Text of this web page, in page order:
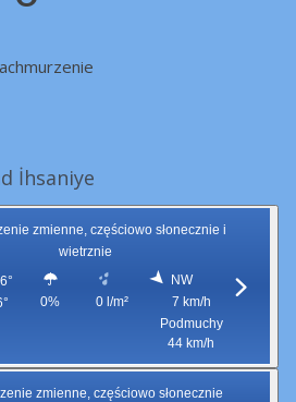
İhsaniye
zmienne, częściowo słonecznie i
wietrznie
0% 0 l/m²
NW
7 km/h
Podmuchy
44 km/h
zmienne, częściowo słonecznie